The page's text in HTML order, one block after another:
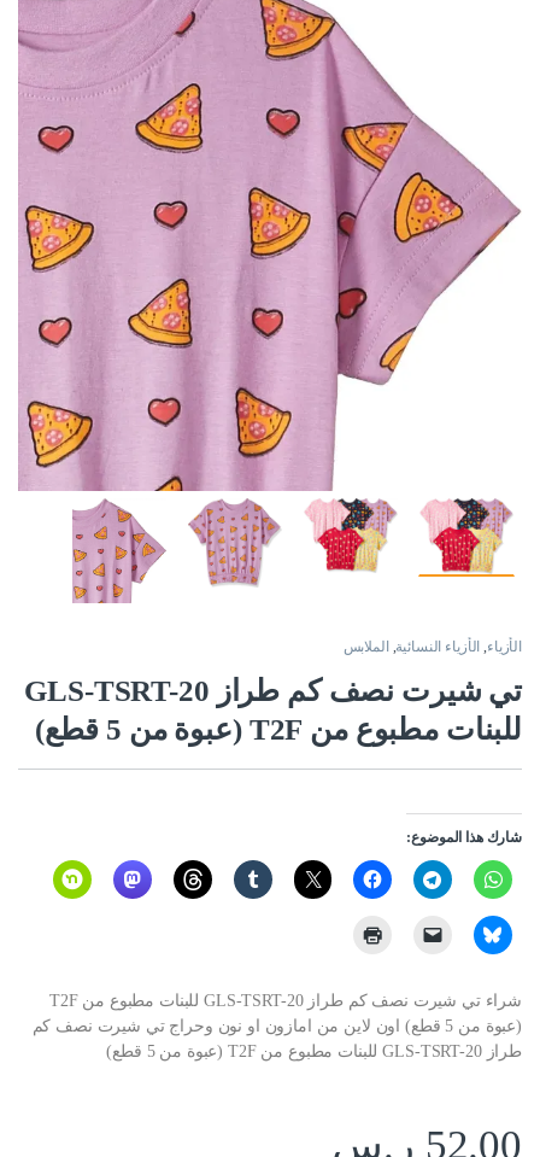
الأزياء, الأزياء النسائية,الملابس
تي شيرت نصف كم طراز GLS-TSRT-20
للبنات مطبوع من T2F (عبوة من 5 قطع)
شارك هذا الموضوع:
شراء تي شيرت نصف كم طراز GLS-TSRT-20 للبنات مطبوع من T2F
(عبوة من 5 قطع) اون لاين من امازون او نون وحراج تي شيرت نصف كم
طراز GLS-TSRT-20 للبنات مطبوع من T2F (عبوة من 5 قطع)
52.00 ر.س